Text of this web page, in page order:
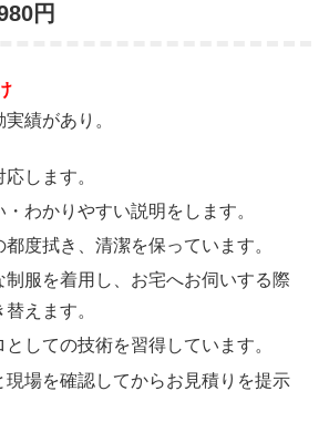
円
績があり。
します。
わかりやすい説明をします。
度拭き、清潔を保っています。
制服を着用し、お宅へお伺いする際
えます。
しての技術を習得しています。
現場を確認してからお見積りを提示